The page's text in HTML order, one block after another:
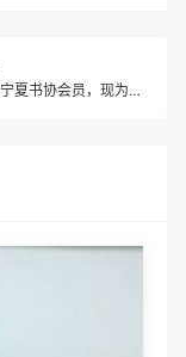
柳天京-宁夏书协会员，现为西夏区书协第三届理事